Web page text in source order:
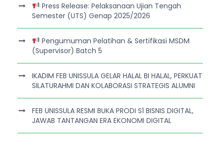
Press Release: Pelaksanaan Ujian Tengah
Semester (UTS) Genap 2025/2026
Pengumuman Pelatihan & Sertifikasi MSDM
(Supervisor) Batch 5
IKADIM FEB UNISSULA GELAR HALAL BI HALAL, PERKUAT
SILATURAHMI DAN KOLABORASI STRATEGIS ALUMNI
FEB UNISSULA RESMI BUKA PRODI S1 BISNIS DIGITAL,
JAWAB TANTANGAN ERA EKONOMI DIGITAL